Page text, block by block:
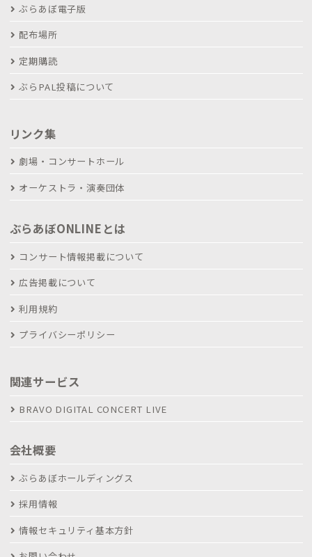
ぶらあぼ電子版
配布場所
定期購読
ぶらPAL投稿について
リンク集
劇場・コンサートホール
オーケストラ・演奏団体
ぶらあぼONLINEとは
コンサート情報掲載について
広告掲載について
利用規約
プライバシーポリシー
関連サービス
BRAVO DIGITAL CONCERT LIVE
会社概要
ぶらあぼホールディングス
採用情報
情報セキュリティ基本方針